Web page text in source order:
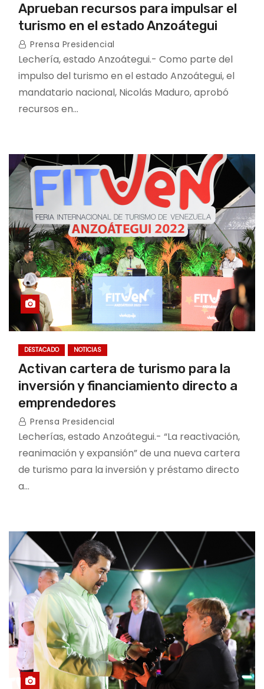
Aprueban recursos para impulsar el
turismo en el estado Anzoátegui
Prensa Presidencial
Lechería, estado Anzoátegui.- Como parte del
impulso del turismo en el estado Anzoátegui, el
mandatario nacional, Nicolás Maduro, aprobó
recursos en…
DESTACADO NOTICIAS
Activan cartera de turismo para la
inversión y financiamiento directo a
emprendedores
Prensa Presidencial
Lecherías, estado Anzoátegui.- “La reactivación,
reanimación y expansión” de una nueva cartera
de turismo para la inversión y préstamo directo
a…